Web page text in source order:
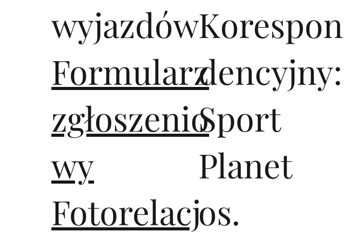
wyjazdów
Formularz
zgłoszenio
wy
Fotorelacj
Korespon
dencyjny:
Sport
Planet
os.